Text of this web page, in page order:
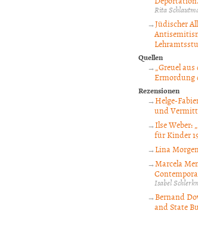
Rita
Jüdischer
Quellen
„Greuel
Ermordung
Rezensionen
Helge-
und
Ilse Weber:
für Kinder
Lina
Marcela
Isabel
Bernand
and State